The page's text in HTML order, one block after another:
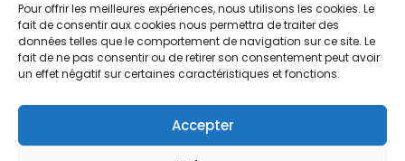
Pour offrir les meilleures expériences, nous utilisons les cookies. Le
fait de consentir aux cookies nous permettra de traiter des
données telles que le comportement de navigation sur ce site. Le
fait de ne pas consentir ou de retirer son consentement peut avoir
un effet négatif sur certaines caractéristiques et fonctions.
Accepter